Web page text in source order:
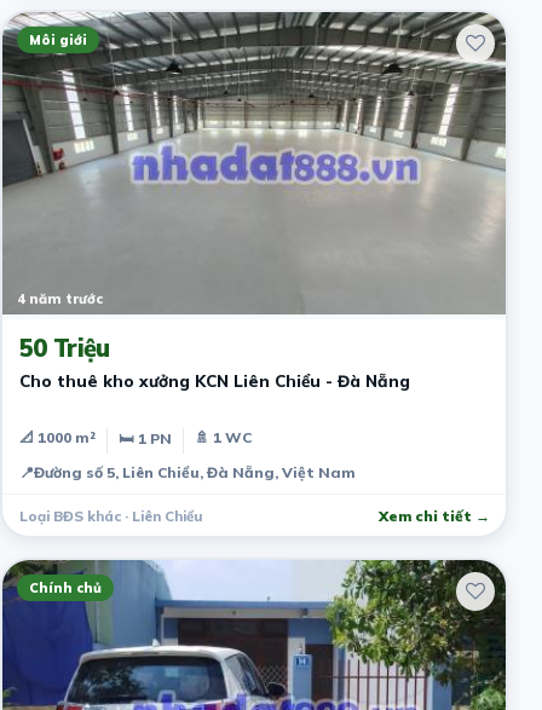
Môi giới
4 năm trước
50 Triệu
Cho thuê kho xưởng KCN Liên Chiểu - Đà Nẵng
📐 1000 m² 🛏 1 PN
🚿 1 WC
📍Đường số 5, Liên Chiểu, Đà Nẵng, Việt Nam
Loại BĐS khác · Liên Chiểu Xem chi tiết →
Chính chủ